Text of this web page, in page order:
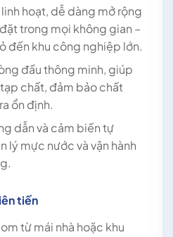
hoạt, dễ dàng mở rộng
trong mọi không gian –
đến khu công nghiệp lớn.
đầu thông minh, giúp
chất, đảm bảo chất
ổn định.
dẫn và cảm biến tự
lý mực nước và vận hành
tiến
từ mái nhà hoặc khu